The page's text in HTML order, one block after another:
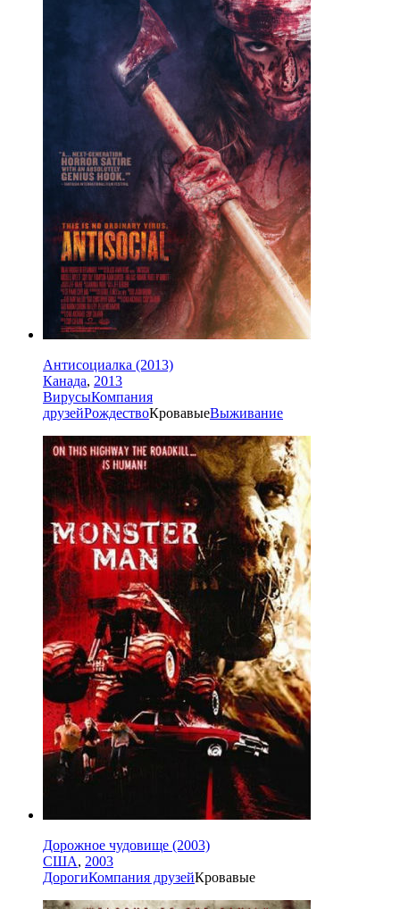
Антисоциалка (2013)
Канада, 2013
ВирусыКомпания
друзейРождествоКровавыеВыживание
Дорожное чудовище (2003)
США, 2003
ДорогиКомпания друзейКровавые